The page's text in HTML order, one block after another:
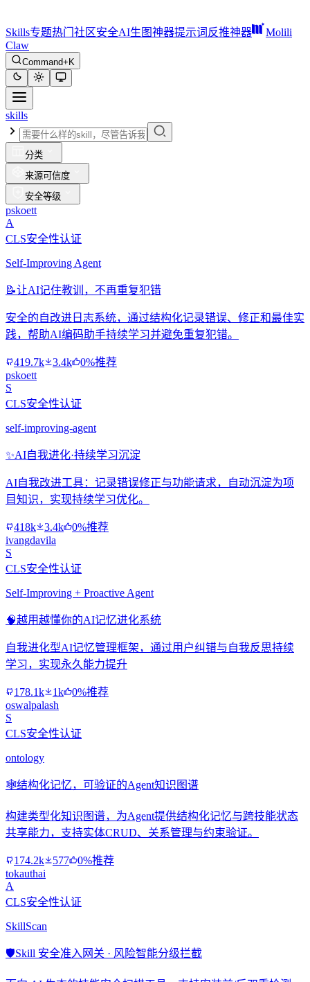
Skills专题热门 社区安全AI生图神器提示词反推神器
Molili
Claw
Command+K
skills
分类
来源可信度
安全等级
pskoett
A
CLS安全性认证
Self-Improving Agent
📝让AI记住教训，不再重复犯错
安全的自改进日志系统，通过结构化记录错误、修正和最佳实
践，帮助AI编码助手持续学习并避免重复犯错。
419.7k 3.4k
0%推荐
pskoett
S
CLS安全性认证
self-improving-agent
✨AI自我进化·持续学习沉淀
AI自我改进工具：记录错误修正与功能请求，自动沉淀为项
目知识，实现持续学习优化。
418k 3.4k
0%推荐
ivangdavila
S
CLS安全性认证
Self-Improving + Proactive Agent
🧠越用越懂你的AI记忆进化系统
自我进化型AI记忆管理框架，通过用户纠错与自我反思持续
学习，实现永久能力提升
178.1k 1k
0%推荐
oswalpalash
S
CLS安全性认证
ontology
🕸️结构化记忆，可验证的Agent知识图谱
构建类型化知识图谱，为Agent提供结构化记忆与跨技能状态
共享能力，支持实体CRUD、关系管理与约束验证。
174.2k 577
0%推荐
tokauthai
A
CLS安全性认证
SkillScan
🛡️Skill 安全准入网关 · 风险智能分级拦截